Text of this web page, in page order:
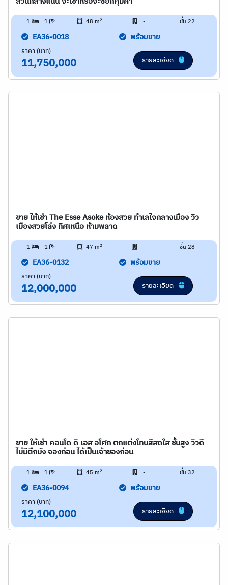
1 1 48 m2 - ชั้น 22
EA36-0018 พร้อมขาย
ราคา (บาท)
11,750,000 รายละเอียด
ขาย ให้เช่า The Esse Asoke ห้องสวย ทำเลใจกลางเมือง วิว
เมืองสวยโล่ง ทิศเหนือ ห้ามพลาด
1 1 47 m2 - ชั้น 28
EA36-0132 พร้อมขาย
ราคา (บาท)
12,000,000 รายละเอียด
ขาย ให้เช่า คอนโด ดิ เอส อโศก ตกแต่งโทนสีสดใส ชั้นสูง วิวดี
ไม่มีตึกบัง จองก่อน ได้เป็นเจ้าของก่อน
1 1 45 m2 - ชั้น 32
EA36-0094 พร้อมขาย
ราคา (บาท)
12,100,000 รายละเอียด